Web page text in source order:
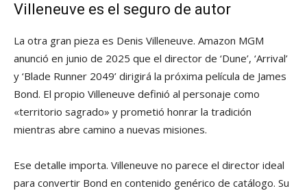
Villeneuve es el seguro de autor
La otra gran pieza es Denis Villeneuve. Amazon MGM
anunció en junio de 2025 que el director de ‘Dune’, ‘Arrival’
y ‘Blade Runner 2049’ dirigirá la próxima película de James
Bond. El propio Villeneuve definió al personaje como
«territorio sagrado» y prometió honrar la tradición
mientras abre camino a nuevas misiones.
Ese detalle importa. Villeneuve no parece el director ideal
para convertir Bond en contenido genérico de catálogo. Su